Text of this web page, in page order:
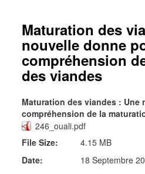
Maturation des
nouvelle donne
compréhension
des viandes
Maturation des viandes : Une
compréhension de la
246_ouali.pdf
File Size:
4.15 MB
Date:
18 Septembre